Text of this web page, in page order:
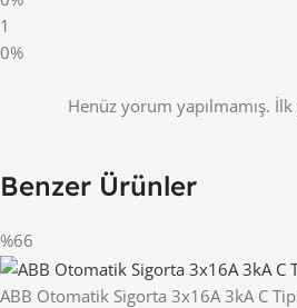
1
0%
Henüz yorum yapılmamış.
Benzer Ürünler
%66
ABB Otomatik Sigorta 3x16A 3kA C